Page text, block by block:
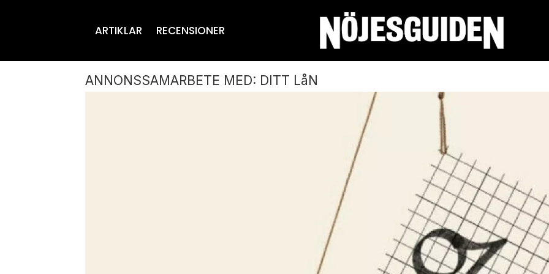
ARTIKLAR RECENSIONER
ANNONSSAMARBETE MED: DITT LåN